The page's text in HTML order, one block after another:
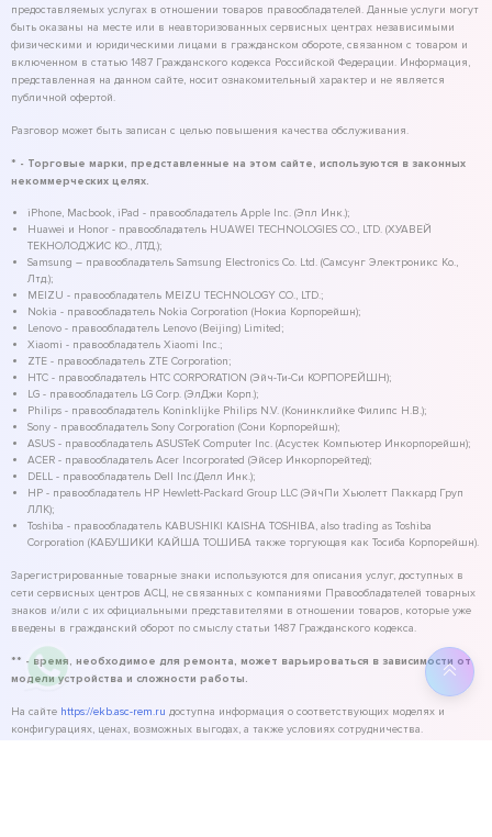
предоставляемых услугах в отношении товаров правообладателей. Данные услуги могут
быть оказаны на месте или в неавторизованных сервисных центрах независимыми
физическими и юридическими лицами в гражданском обороте, связанном с товаром и
включенном в статью 1487 Гражданского кодекса Российской Федерации. Информация,
представленная на данном сайте, носит ознакомительный характер и не является
публичной офертой.
Разговор может быть записан с целью повышения качества обслуживания.
* - Торговые марки, представленные на этом сайте, используются в законных
некоммерческих целях.
iPhone, Macbook, iPad - правообладатель Apple Inc. (Эпл Инк.);
Huawei и Honor - правообладатель HUAWEI TECHNOLOGIES CO., LTD. (ХУАВЕЙ
ТЕКНОЛОДЖИС КО., ЛТД.);
Samsung – правообладатель Samsung Electronics Co. Ltd. (Самсунг Электроникс Ко.,
Лтд.);
MEIZU - правообладатель MEIZU TECHNOLOGY CO., LTD.;
Nokia - правообладатель Nokia Corporation (Нокиа Корпорейшн);
Lenovo - правообладатель Lenovo (Beijing) Limited;
Xiaomi - правообладатель Xiaomi Inc.;
ZTE - правообладатель ZTE Corporation;
HTC - правообладатель HTC CORPORATION (Эйч-Ти-Си КОРПОРЕЙШН);
LG - правообладатель LG Corp. (ЭлДжи Корп.);
Philips - правообладатель Koninklijke Philips N.V. (Конинклийке Филипс Н.В.);
Sony - правообладатель Sony Corporation (Сони Корпорейшн);
ASUS - правообладатель ASUSTeK Computer Inc. (Асустек Компьютер Инкорпорейшн);
ACER - правообладатель Acer Incorporated (Эйсер Инкорпорейтед);
DELL - правообладатель Dell Inc.(Делл Инк.);
HP - правообладатель HP Hewlett-Packard Group LLC (ЭйчПи Хьюлетт Паккард Груп
ЛЛК);
Toshiba - правообладатель KABUSHIKI KAISHA TOSHIBA, also trading as Toshiba
Corporation (КАБУШИКИ КАЙША ТОШИБА также торгующая как Тосиба Корпорейшн).
Зарегистрированные товарные знаки используются для описания услуг, доступных в
сети сервисных центров АСЦ, не связанных с компаниями Правообладателей товарных
знаков и/или с их официальными представителями в отношении товаров, которые уже
введены в гражданский оборот по смыслу статьи 1487 Гражданского кодекса.
** - время, необходимое для ремонта, может варьироваться в зависимости от
модели устройства и сложности работы.
На сайте https://ekb.asc-rem.ru доступна информация о соответствующих моделях и
конфигурациях, ценах, возможных выгодах, а также условиях сотрудничества.